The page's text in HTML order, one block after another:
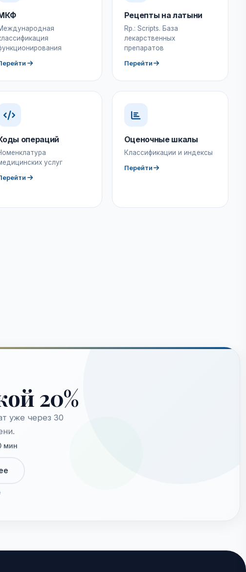
Рецепты на латыни
Rp.: Scripts. База
лекарственных
препаратов
Перейти
операций
услуг
Оценочные шкалы
Классификации и индексы
Перейти
20%
уже через 30
мин